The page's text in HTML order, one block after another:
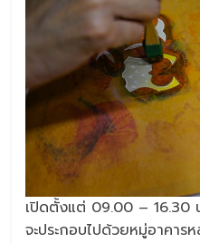
เปิดตั้งแต่ 09.00 – 16.30
จะประกอบไปด้วยหมู่อาคาร